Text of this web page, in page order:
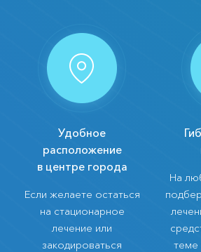
Удобное
расположение
в центре города
Если желаете остаться
на стационарное
лечение или
закодироваться
На
теме